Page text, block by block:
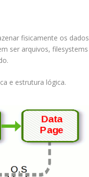
fisicamente os dados
ser arquivos, filesystems
e estrutura lógica.